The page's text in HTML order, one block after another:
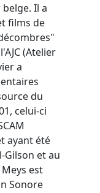
Il a
films de
(Atelier
a
du
celui-ci
ayant été
Gilson et au
est
Sonore